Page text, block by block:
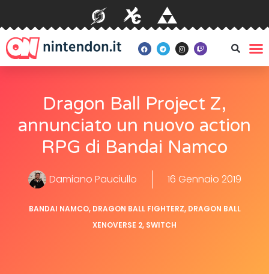
Dragon Ball Project Z,
annunciato un nuovo action
RPG di Bandai Namco
Damiano Pauciullo 16 Gennaio 2019
BANDAI NAMCO, DRAGON BALL FIGHTERZ, DRAGON BALL
XENOVERSE 2, SWITCH